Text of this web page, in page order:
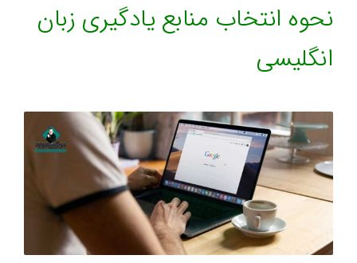
نحوه انتخاب منابع یادگیری زبان
انگلیسی